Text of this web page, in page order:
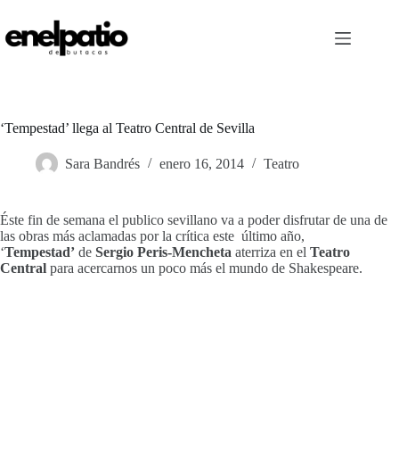
contenido
‘Tempestad’ llega al Teatro Central de Sevilla
Sara Bandrés enero 16, 2014 Teatro
Éste fin de semana el publico sevillano va a poder disfrutar de una de
las obras más aclamadas por la crítica este último año,
‘Tempestad’ de Sergio Peris-Mencheta aterriza en el Teatro
Central para acercarnos un poco más el mundo de Shakespeare.